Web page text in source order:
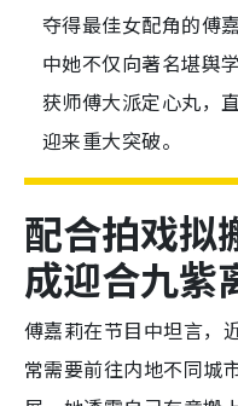
夺得最佳女配角的傅
中她不仅向著名堪舆
获师傅大派定心丸，
迎来重大突破。
配合拍戏拟
成迎合九紫
傅嘉莉在节目中坦言，
常需要前往内地不同城